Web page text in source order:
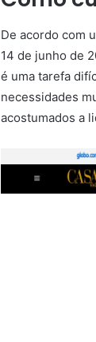
De acordo com
14 de junho de
é uma tarefa
necessidades
acostumados a